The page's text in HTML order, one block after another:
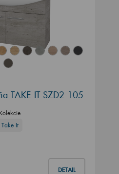
TAKE IT SZD2 105
Kolekcie
Take It
DETAIL